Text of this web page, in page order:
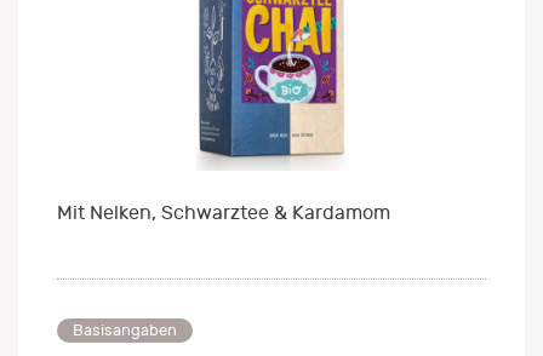
Mit Nelken, Schwarztee & Kardamom
Basisangaben